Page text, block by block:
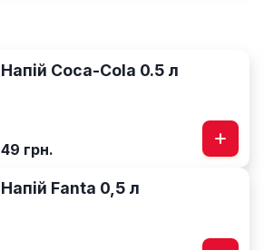
Напій Coca-Cola 0.5 л
49 грн.
Напій Fanta 0,5 л